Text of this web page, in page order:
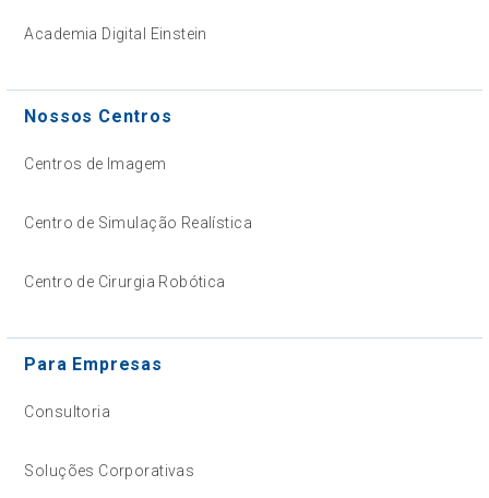
Academia Digital Einstein
Nossos Centros
Centros de Imagem
Centro de Simulação Realística
Centro de Cirurgia Robótica
Para Empresas
Consultoria
Soluções Corporativas